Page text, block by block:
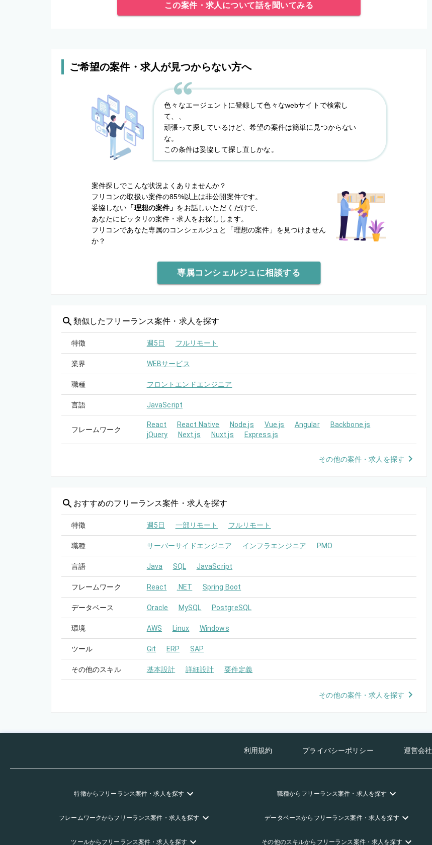
この案件・求人について話を聞いてみる
ご希望の案件・求人が見つからない方へ
色々なエージェントに登録して色々なwebサイトで検索し
て、、
頑張って探しているけど、希望の案件は簡単に見つからない
な。
この条件は妥協して探し直しかな。
案件探しでこんな状況よくありませんか？
フリコンの取扱い案件の85%以上は非公開案件です。
妥協しない 「理想の案件」 をお話しいただくだけで、
あなたにピッタリの案件・求人をお探しします。
フリコンであなた専属のコンシェルジュと
「理想の案件」を見つけません
か？
専属コンシェルジュに相談する
類似したフリーランス案件・求人を探す
特徴 週5日 フルリモート
業界 WEBサービス
職種 フロントエンドエンジニア
言語 JavaScript
フレームワーク
React React Native Node.js Vue.js Angular
Backbone.js
jQuery
Next.js Nuxt.js Express.js
その他の案件・求人を探す
おすすめのフリーランス案件・求人を探す
特徴 週5日 一部リモート フルリモート
職種 サーバーサイドエンジニア インフラエンジニア PMO
言語 Java SQL JavaScript
フレームワーク React .NET Spring Boot
データベース Oracle MySQL PostgreSQL
環境 AWS Linux Windows
ツール Git ERP SAP
その他のスキル 基本設計 詳細設計 要件定義
その他の案件・求人を探す
利用規約 プライバシーポリシー 運営会社
特徴からフリーランス案件・求人を探す 職種からフリーランス案件・求人を探す
フレームワークからフリーランス案件・求人を探す データベースからフリーランス案件・求人を探す
ツールからフリーランス案件・求人を探す その他のスキルからフリーランス案件・求人を探す